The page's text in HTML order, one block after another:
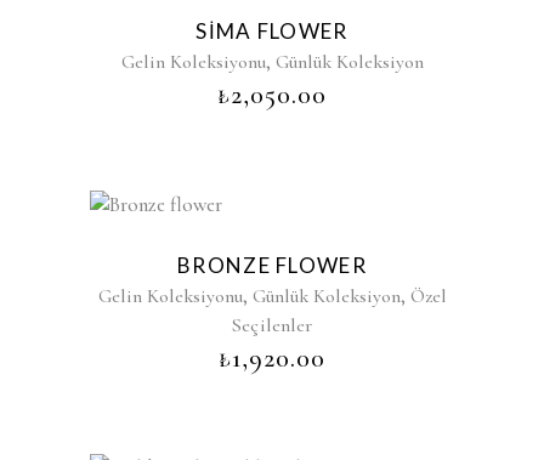
SIMA FLOWER
Gelin Koleksiyonu, Günlük Koleksiyon
₺2,050.00
BRONZE FLOWER
Gelin Koleksiyonu, Günlük Koleksiyon, Özel
Seçilenler
₺1,920.00